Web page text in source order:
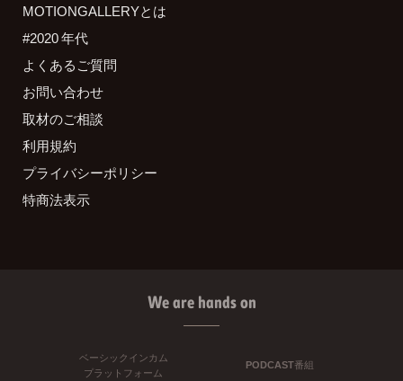
MOTIONGALLERYとは
#2020 年代
よくあるご質問
お問い合わせ
取材のご相談
利用規約
プライバシーポリシー
特商法表示
We are hands on
ベーシックインカム
プラットフォーム
PODCAST番組